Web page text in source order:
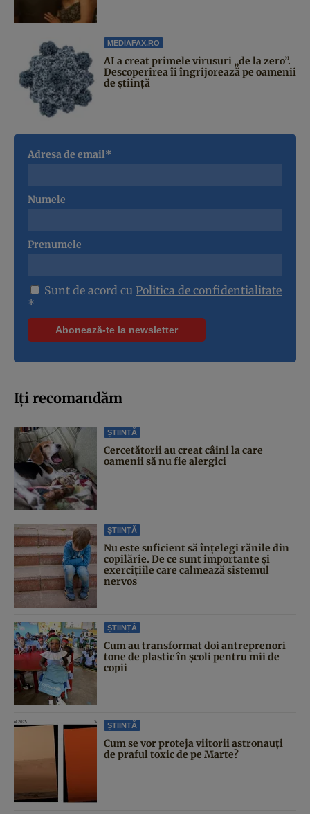
MEDIAFAX.RO
AI a creat primele virusuri „de la zero”.
Descoperirea îi îngrijorează pe oamenii
de știință
Adresa de email*
Numele
Prenumele
Sunt de acord cu Politica de confidentialitate
*
Iți recomandăm
ȘTIINȚĂ
Cercetătorii au creat câini la care
oamenii să nu fie alergici
ȘTIINȚĂ
Nu este suficient să înțelegi rănile din
copilărie. De ce sunt importante și
exercițiile care calmează sistemul
nervos
ȘTIINȚĂ
Cum au transformat doi antreprenori
tone de plastic în școli pentru mii de
copii
ȘTIINȚĂ
Cum se vor proteja viitorii astronauți
de praful toxic de pe Marte?